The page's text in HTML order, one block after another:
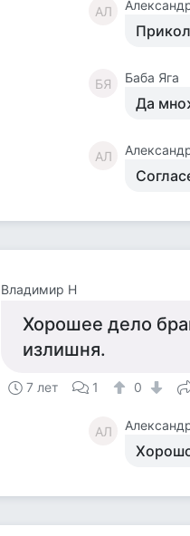
АЛ
БЯ Баба Яга
Да
АЛ
Владимир Н
Хорошее дело
излишня.
7 лет 1 0
АЛ